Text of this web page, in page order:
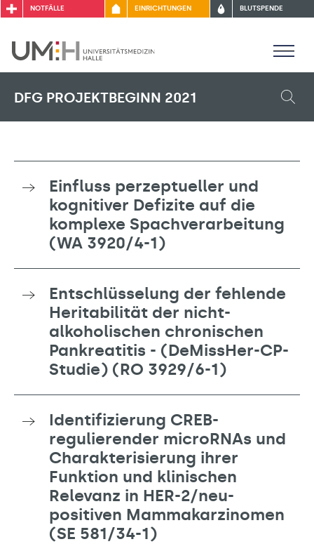
NOTFÄLLE EINRICHTUNGEN BLUTSPENDE
DFG PROJEKTBEGINN 2021
Einfluss perzeptueller und
kognitiver Defizite auf die
komplexe Spachverarbeitung
(WA 3920/4-1)
Entschlüsselung der fehlende
Heritabilität der nicht-
alkoholischen chronischen
Pankreatitis - (DeMissHer-CP-
Studie) (RO 3929/6-1)
Identifizierung CREB-
regulierender microRNAs und
Charakterisierung ihrer
Funktion und klinischen
Relevanz in HER-2/neu-
positiven Mammakarzinomen
(SE 581/34-1)